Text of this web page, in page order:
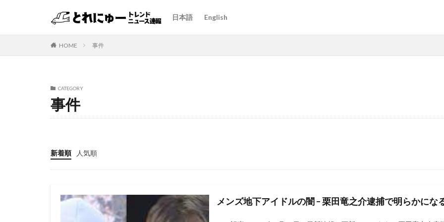
日本語 English
HOME 事件
CATEGORY
事件
新着順 人気順
メンズ地下アイドルの闇 – 栗田竜之介逮捕で明らかにな